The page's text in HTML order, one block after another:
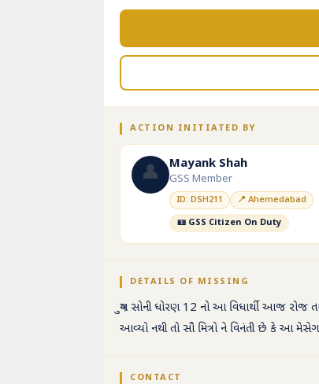
ACTION INITIATED BY
👤 Mayank Shah
GSS Member
ID: DSH211 📍 Ahemedabad
🪪 GSS Citizen On Duty
DETAILS OF MISSING
યુગ સોની ધોરણ 12 નો આ વિધાર્થી આજ રોજ
આવ્યો નથી તો સૌ મિત્રો ને વિનંતી છે કે આ
CONTACT